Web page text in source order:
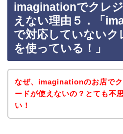
imaginationでクレ
えない理由５．「
で対応していないク
を使っている！」
なぜ、imaginationのお店でク
ードが使えないの？とても不
い！